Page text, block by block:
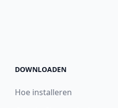
DOWNLOADEN
Hoe installeren